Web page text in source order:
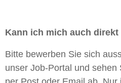
Kann ich mich auch
Bitte bewerben Sie sich
unser Job-Portal und sehen